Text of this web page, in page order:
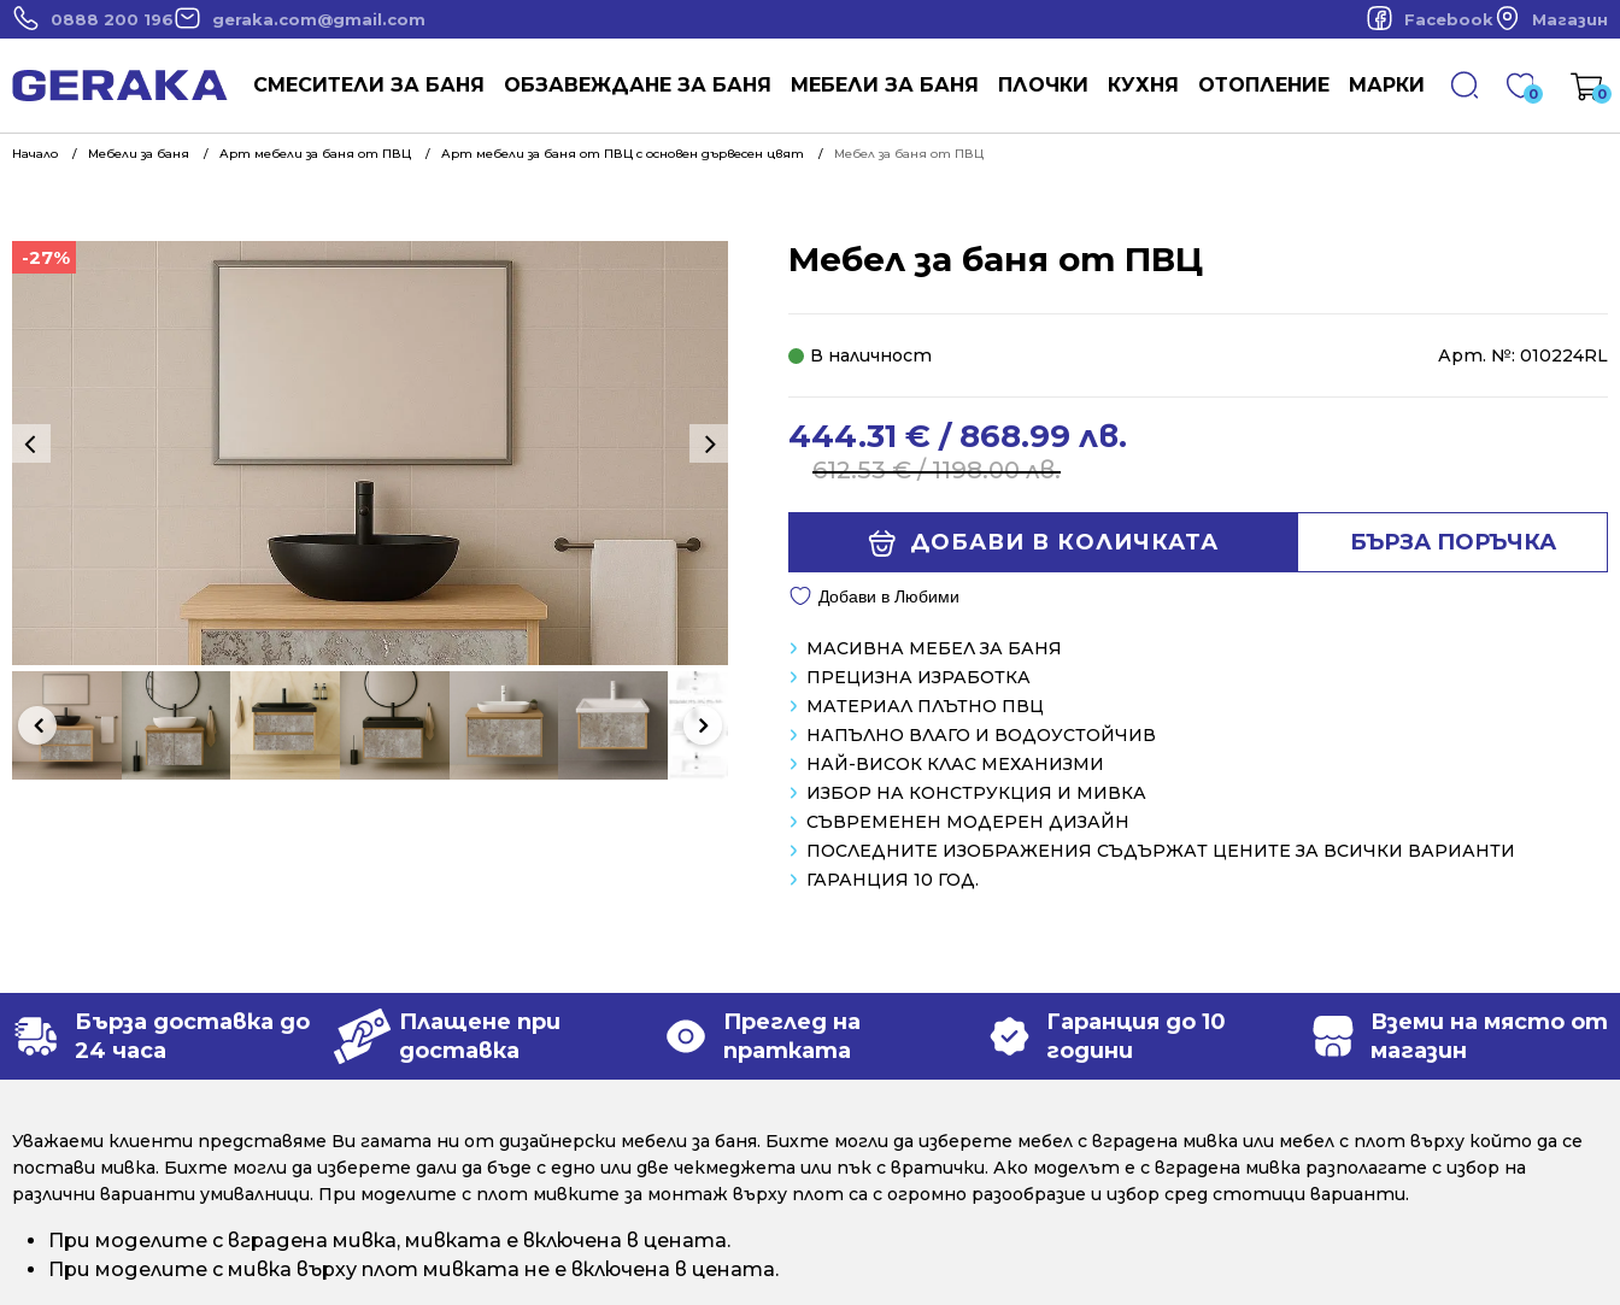
0888 200 196 geraka.com@gmail.com Facebook Магазин
СМЕСИТЕЛИ ЗА БАНЯ ОБЗАВЕЖДАНЕ ЗА БАНЯ МЕБЕЛИ ЗА БАНЯ ПЛОЧКИ КУХНЯ ОТОПЛЕНИЕ МАРКИ 0 0
Начало Мебели за баня Арт мебели за баня от ПВЦ Арт мебели за баня от ПВЦ с основен дървесен цвят Мебел за баня от ПВЦ
-27%
-27% Мебел за баня от ПВЦ
В наличност Арт. №: 010224RL
612.53€/ 1198.00 лв.
Original
price
1198.00 лв..
444.31 € / 868.99 лв.
Current
price
868.99 лв..
ДОБАВИ В КОЛИЧКАТА БЪРЗА ПОРЪЧКА
Добави в Любими
МАСИВНА МЕБЕЛ ЗА БАНЯ
ПРЕЦИЗНА ИЗРАБОТКА
МАТЕРИАЛ ПЛЪТНО ПВЦ
НАПЪЛНО ВЛАГО И ВОДОУСТОЙЧИВ
НАЙ-ВИСОК КЛАС МЕХАНИЗМИ
ИЗБОР НА КОНСТРУКЦИЯ И МИВКА
СЪВРЕМЕНЕН МОДЕРЕН ДИЗАЙН
ПОСЛЕДНИТЕ ИЗОБРАЖЕНИЯ СЪДЪРЖАТ ЦЕНИТЕ ЗА ВСИЧКИ ВАРИАНТИ
ГАРАНЦИЯ 10 ГОД.
Бърза доставка до
24 часа
Плащене при
доставка
Преглед на
пратката
Гаранция до 10
години
Вземи на място от
магазин
Уважаеми клиенти представяме Ви гамата ни от дизайнерски мебели за баня. Бихте могли да изберете мебел с вградена мивка или мебел с плот върху който да се
постави мивка. Бихте могли да изберете дали да бъде с едно или две чекмеджета или пък с вратички. Ако моделът е с вградена мивка разполагате с избор на
различни варианти умивалници. При моделите с плот мивките за монтаж върху плот са с огромно разообразие и избор сред стотици варианти.
При моделите с вградена мивка, мивката е включена в цената.
При моделите с мивка върху плот мивката не е включена в цената.